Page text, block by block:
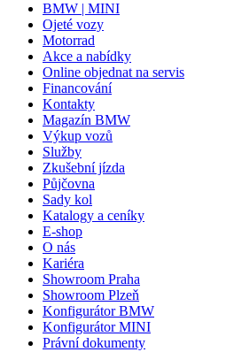
BMW | MINI
Ojeté vozy
Motorrad
Akce a nabídky
Online objednat na servis
Financování
Kontakty
Magazín BMW
Výkup vozů
Služby
Zkušební jízda
Půjčovna
Sady kol
Katalogy a ceníky
E-shop
O nás
Kariéra
Showroom Praha
Showroom Plzeň
Konfigurátor BMW
Konfigurátor MINI
Právní dokumenty